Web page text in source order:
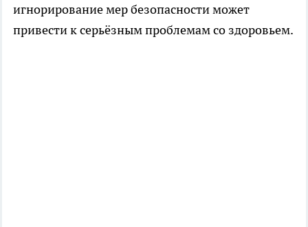
игнорирование мер безопасности может
привести к серьёзным проблемам со здоровьем.